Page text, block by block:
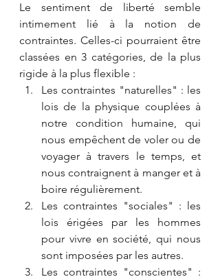
Le sentiment de liberté semble
intimement lié à la notion de
contraintes. Celles-ci pourraient être
classées en 3 catégories, de la plus
rigide à la plus flexible :
Les contraintes "naturelles" : les
lois de la physique couplées à
notre condition humaine, qui
nous empêchent de voler ou de
voyager à travers le temps, et
nous contraignent à manger et à
boire régulièrement.
Les contraintes "sociales" : les
lois érigées par les hommes
pour vivre en société, qui nous
sont imposées par les autres.
Les contraintes "conscientes" :